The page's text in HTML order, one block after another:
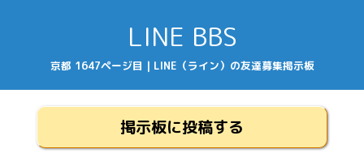
LINE BBS
京都 1647ページ目 | LINE（ライン）の友達募集掲示板
掲示板に投稿する